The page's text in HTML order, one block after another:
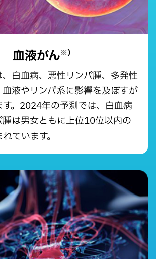
血液がん※）
白血病、悪性リンパ腫、多発性
液やリンパ系に影響を及ぼすが
。2024年の予測では、白血病
は男女ともに上位10位以内の
ています。